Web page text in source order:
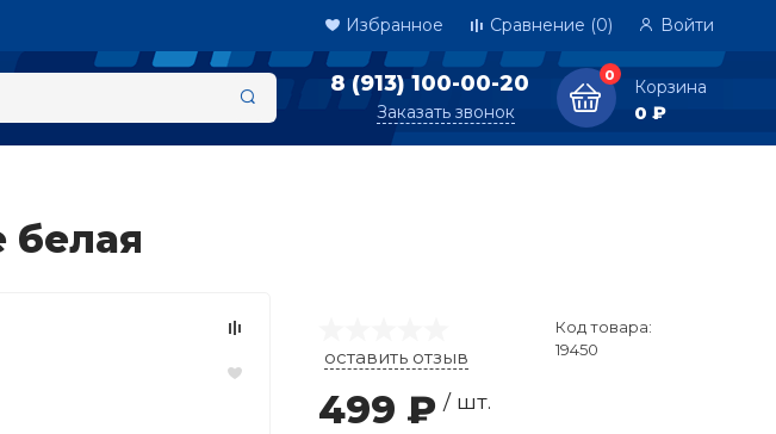
Избранное Сравнение (0) Войти
8 (913) 100-00-20
Заказать звонок
0
Корзина
0 ₽
белая
оставить отзыв
Код товара:
19450
499 ₽ / шт.